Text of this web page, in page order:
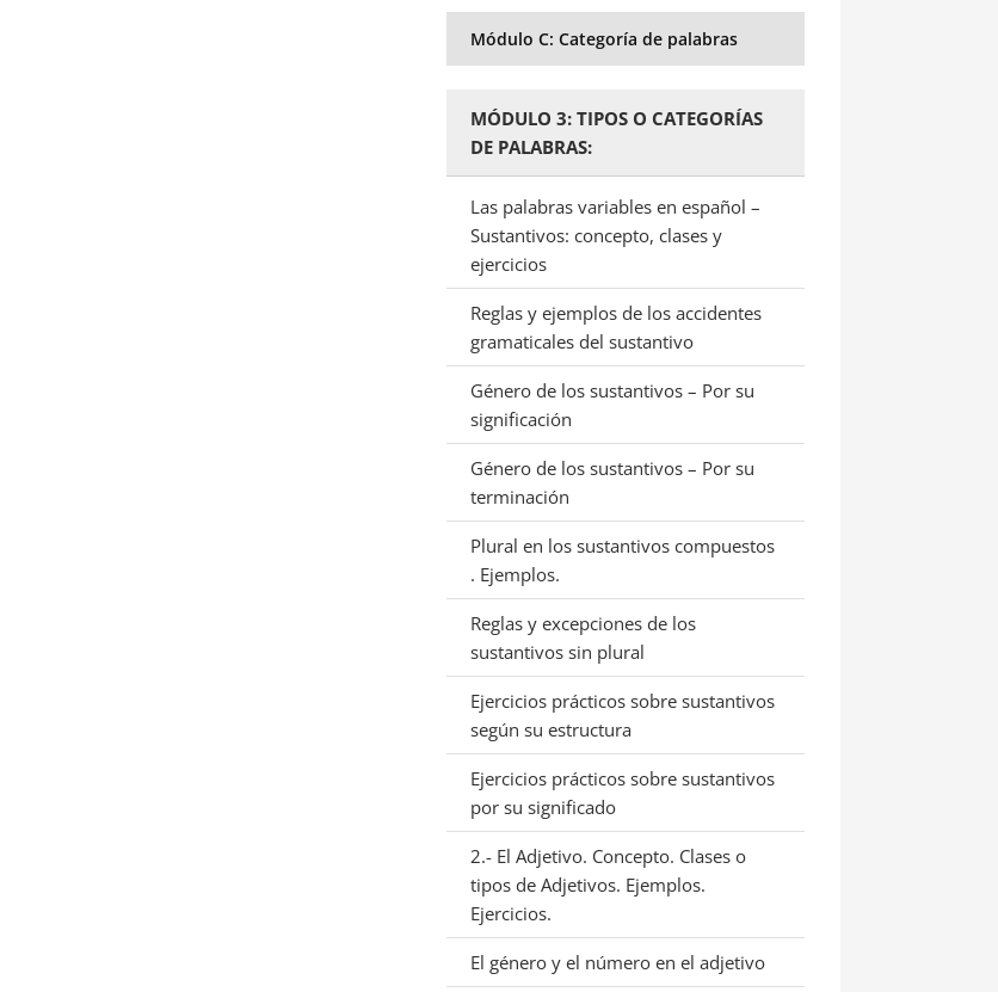
Módulo C: Categoría de palabras
MÓDULO 3: TIPOS O CATEGORÍAS
DE PALABRAS:
Las palabras variables en español –
Sustantivos: concepto, clases y
ejercicios
Reglas y ejemplos de los accidentes
gramaticales del sustantivo
Género de los sustantivos – Por su
significación
Género de los sustantivos – Por su
terminación
Plural en los sustantivos compuestos
. Ejemplos.
Reglas y excepciones de los
sustantivos sin plural
Ejercicios prácticos sobre sustantivos
según su estructura
Ejercicios prácticos sobre sustantivos
por su significado
2.- El Adjetivo. Concepto. Clases o
tipos de Adjetivos. Ejemplos.
Ejercicios.
El género y el número en el adjetivo